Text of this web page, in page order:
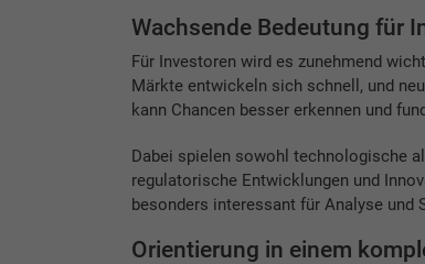
Wachsende Bedeutung für
Für Investoren wird es zunehmend
Märkte entwickeln sich schnell, und
kann Chancen besser erkennen und
Dabei spielen sowohl technologische
regulatorische Entwicklungen und
besonders interessant für Analyse und
Orientierung in einem